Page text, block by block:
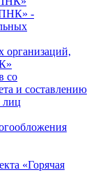
-
организаций,
со
и составлению
лиц
«Горячая